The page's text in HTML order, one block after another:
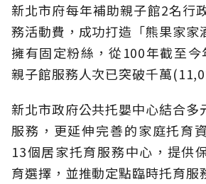
新北市府每年補助親子館2名行
務活動費，成功打造「熊果家家
擁有固定粉絲，從100年截至
親子館服務人次已突破千萬
新北市政府公共托嬰中心結合多
服務，更延伸完善的家庭托育
13個居家托育服務中心，提供
育選擇，並推動定點臨時托育服